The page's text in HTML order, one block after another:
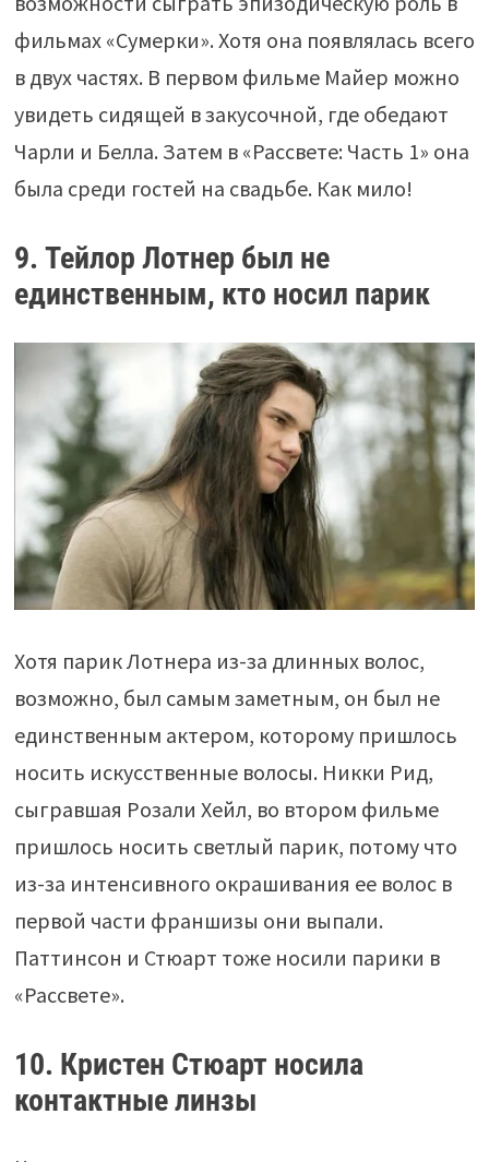
фильмах «Сумерки». Хотя она появлялась всего
в двух частях. В первом фильме Майер можно
увидеть сидящей в закусочной, где обедают
Чарли и Белла. Затем в «Рассвете: Часть 1» она
была среди гостей на свадьбе. Как мило!
9. Тейлор Лотнер был не
единственным, кто носил парик
Хотя парик Лотнера из-за длинных волос,
возможно, был самым заметным, он был не
единственным актером, которому пришлось
носить искусственные волосы. Никки Рид,
сыгравшая Розали Хейл, во втором фильме
пришлось носить светлый парик, потому что
из-за интенсивного окрашивания ее волос в
первой части франшизы они выпали.
Паттинсон и Стюарт тоже носили парики в
«Рассвете».
10. Кристен Стюарт носила
контактные линзы